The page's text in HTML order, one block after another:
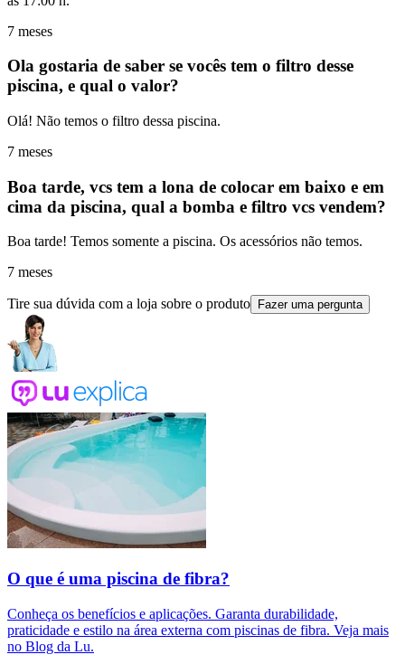
7 meses
Ola gostaria de saber se vocês tem o filtro desse
piscina, e qual o valor?
Olá! Não temos o filtro dessa piscina.
7 meses
Boa tarde, vcs tem a lona de colocar em baixo e em
cima da piscina, qual a bomba e filtro vcs vendem?
Boa tarde! Temos somente a piscina. Os acessórios não temos.
7 meses
Tire sua dúvida com a loja sobre o produto Fazer uma pergunta
O que é uma piscina de fibra?
Conheça os benefícios e aplicações. Garanta durabilidade,
praticidade e estilo na área externa com piscinas de fibra. Veja mais
no Blog da Lu.